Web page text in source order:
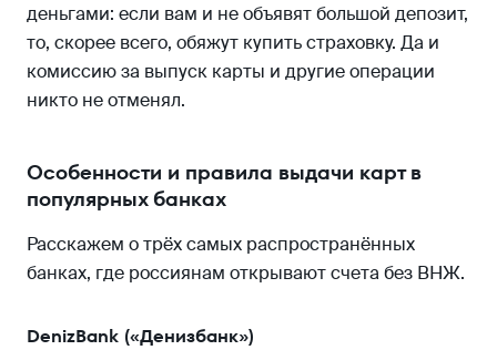
деньгами: если вам и не объявят большой депозит,
то, скорее всего, обяжут купить страховку. Да и
комиссию за выпуск карты и другие операции
никто не отменял.
Особенности и правила выдачи карт в
популярных банках
Расскажем о трёх самых распространённых
банках, где россиянам открывают счета без ВНЖ.
DenizBank («Денизбанк»)